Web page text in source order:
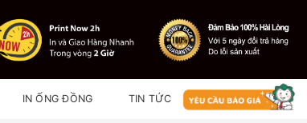
IN ỐNG ĐỒNG TIN TỨC